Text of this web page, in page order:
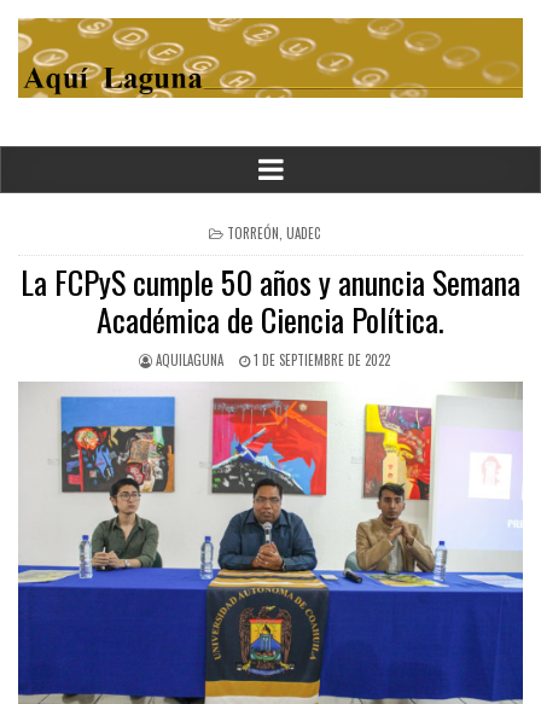
POSTED
IN
TORREÓN UADEC
La FCPyS cumple 50 años y anuncia Semana
Académica de Ciencia Política.
AQUILAGUNA 1 DE SEPTIEMBRE DE 2022